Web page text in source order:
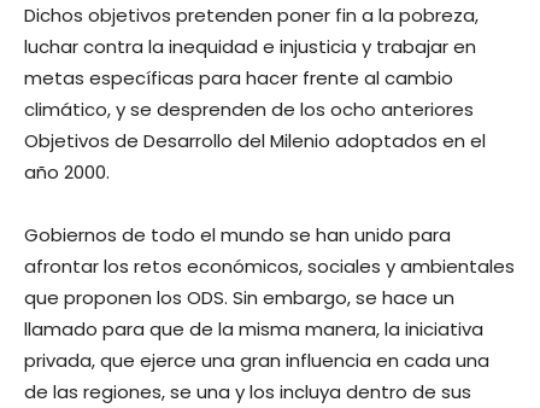
Dichos objetivos pretenden poner fin a la pobreza,
luchar contra la inequidad e injusticia y trabajar en
metas específicas para hacer frente al cambio
climático, y se desprenden de los ocho anteriores
Objetivos de Desarrollo del Milenio adoptados en el
año 2000.
Gobiernos de todo el mundo se han unido para
afrontar los retos económicos, sociales y ambientales
que proponen los ODS. Sin embargo, se hace un
llamado para que de la misma manera, la iniciativa
privada, que ejerce una gran influencia en cada una
de las regiones, se una y los incluya dentro de sus